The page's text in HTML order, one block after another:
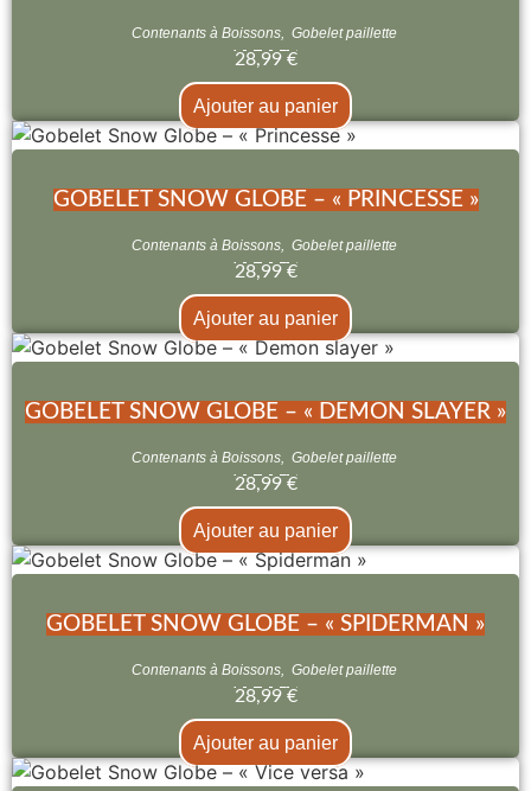
Contenants à Boissons, Gobelet paillette
28,99 €
Ajouter au panier
GOBELET SNOW GLOBE – « PRINCESSE »
Contenants à Boissons, Gobelet paillette
28,99 €
Ajouter au panier
GOBELET SNOW GLOBE – « DEMON SLAYER »
Contenants à Boissons, Gobelet paillette
28,99 €
Ajouter au panier
GOBELET SNOW GLOBE – « SPIDERMAN »
Contenants à Boissons, Gobelet paillette
28,99 €
Ajouter au panier